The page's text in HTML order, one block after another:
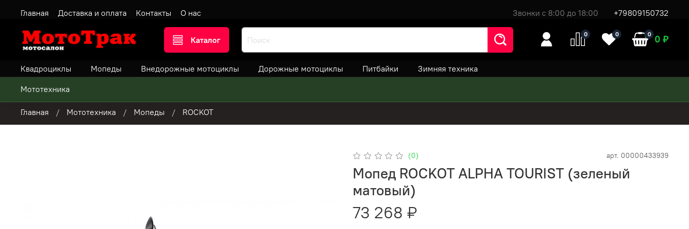
Главная Доставка и оплата Контакты О нас Звонки с 8:00 до 18:00 +79809150732
Каталог
0 0 0 0 ₽
Квадроциклы Мопеды Внедорожные мотоциклы Дорожные мотоциклы Питбайки Зимняя техника
Мототехника
Главная Мототехника Мопеды ROCKOT
(0) арт. 00000433939
Мопед ROCKOT ALPHA TOURIST (зеленый
матовый)
73 268 ₽